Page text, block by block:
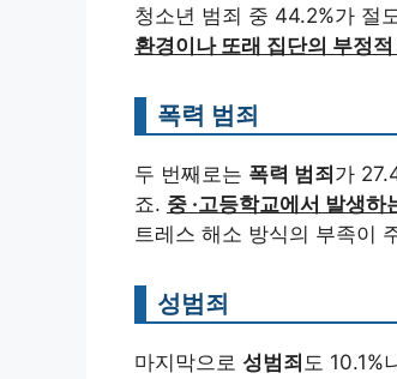
청소년 범죄 중 44.2%가 절
환경이나 또래 집단의 부정
폭력 범죄
두 번째로는 폭력 범죄 가
죠. 중 ·고등학교에서 발생하
트레스 해소 방식의 부족이
성범죄
마지막으로 성범죄 도 10.1%